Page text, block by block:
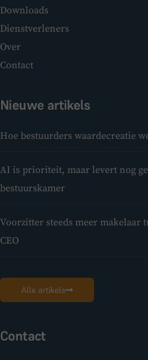
Downloads
Dienstverleners
Over
Contact
Nieuwe artikels
Hoe bestuurders waardecreatie
AI is prioriteit, maar levert nog
bestuurskamer
Voorzitter steeds meer makelaar
CEO
Alle artikels
Contact